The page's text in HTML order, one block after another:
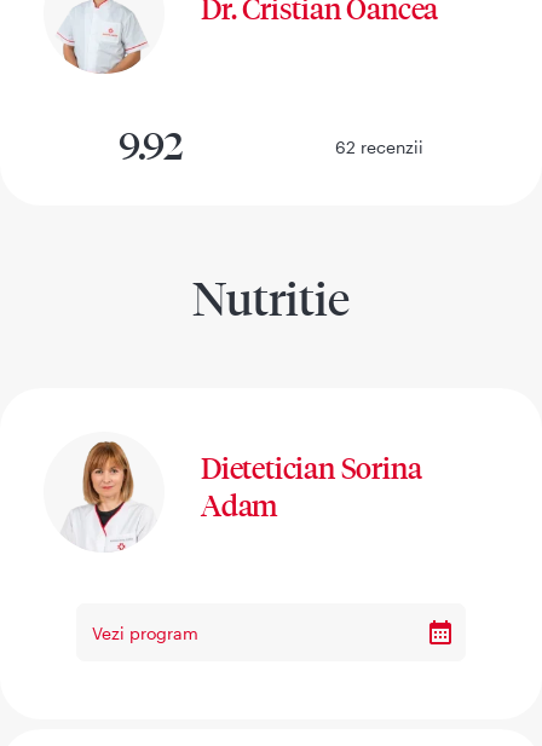
Dr. Cristian Oancea
9.92 62 recenzii
Nutritie
Dietetician Sorina
Adam
Vezi program